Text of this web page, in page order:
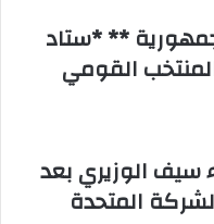
** *ستاد
القومي
سيف الوزيري بعد
المتحدة